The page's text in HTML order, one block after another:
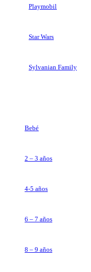
Playmobil
Star Wars
Sylvanian Family
Bebé
2 – 3 años
4-5 años
6 – 7 años
8 – 9 años